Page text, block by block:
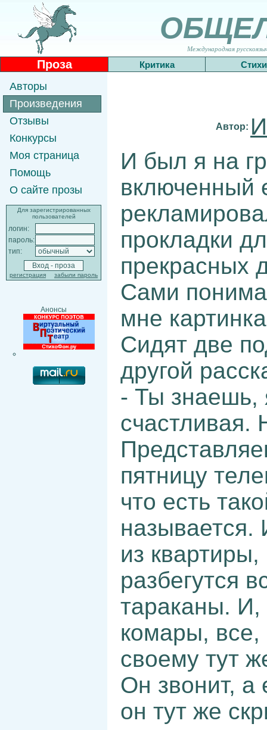
Международная
Проза Критика Стихи
Авторы
Произведения
Отзывы
Конкурсы
Моя страница
Помощь
О сайте прозы
Для зарегистрированных
пользователей
логин:
пароль:
тип:
регистрация забыли пароль
Анонсы
Автор:
И был я на
включенный
прокладки
прекрасных
Сами
мне
Сидят две
другой
- Ты знаешь,
пятницу
что есть
называется.
из
разбегутся
тараканы.
комары, все,
своему тут
Он звонит, а
он тут же